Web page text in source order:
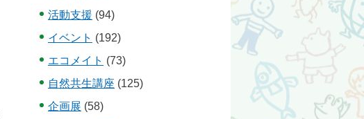
活動支援 (94)
イベント (192)
エコメイト (73)
自然共生講座 (125)
企画展 (58)